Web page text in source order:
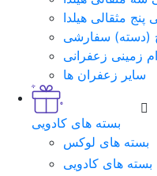
مثقالی هیلدا
(دسته) سفارشی
زمینی زعفرانی
سایر زعفران ها
بسته های کادویی
بسته های لوکس
بسته های کادویی